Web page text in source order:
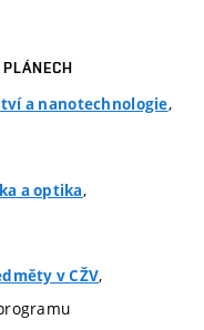
a nanotechnologie,
a optika,
v CŽV,